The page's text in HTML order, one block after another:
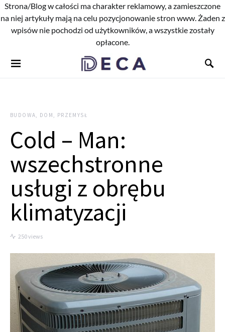
Strona/Blog w całości ma charakter reklamowy, a zamieszczone
na niej artykuły mają na celu pozycjonowanie stron www. Żaden z
wpisów nie pochodzi od użytkowników, a wszystkie zostały
opłacone.
BUDOWA, DOM, PRZEMYSŁ
Cold – Man:
wszechstronne
usługi z obrębu
klimatyzacji
250 views